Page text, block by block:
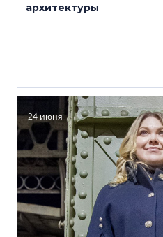
архитектуры
24 июня